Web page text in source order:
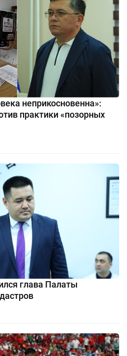
неприкосновенна»:
практики «позорных
глава Палаты